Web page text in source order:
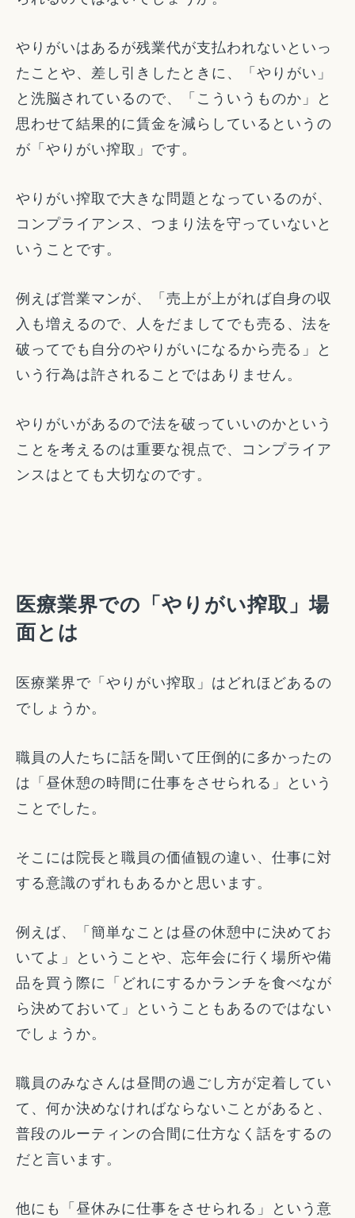
やりがいはあるが残業代が支払われないといっ
たことや、差し引きしたときに、「やりがい」
と洗脳されているので、「こういうものか」と
思わせて結果的に賃金を減らしているというの
が「やりがい搾取」です。
やりがい搾取で大きな問題となっているのが、
コンプライアンス、つまり法を守っていないと
いうことです。
例えば営業マンが、「売上が上がれば自身の収
入も増えるので、人をだましてでも売る、法を
破ってでも自分のやりがいになるから売る」と
いう行為は許されることではありません。
やりがいがあるので法を破っていいのかという
ことを考えるのは重要な視点で、コンプライア
ンスはとても大切なのです。
医療業界での「やりがい搾取」場
面とは
医療業界で「やりがい搾取」はどれほどあるの
でしょうか。
職員の人たちに話を聞いて圧倒的に多かったの
は「昼休憩の時間に仕事をさせられる」という
ことでした。
そこには院長と職員の価値観の違い、仕事に対
する意識のずれもあるかと思います。
例えば、「簡単なことは昼の休憩中に決めてお
いてよ」ということや、忘年会に行く場所や備
品を買う際に「どれにするかランチを食べなが
ら決めておいて」ということもあるのではない
でしょうか。
職員のみなさんは昼間の過ごし方が定着してい
て、何か決めなければならないことがあると、
普段のルーティンの合間に仕方なく話をするの
だと言います。
他にも「昼休みに仕事をさせられる」という意